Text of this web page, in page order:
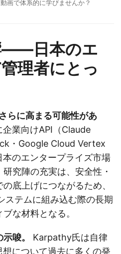
画で体系的に学びませんか？
——日本のエ
理者にとっ
らに高まる可能性があ
業向けAPI（Claude
・Google Cloud Vertex
のエンタープライズ市場
究陣の充実は、安全性・
底上げにつながるため、
ステムに組み込む際の長期
な材料となる。
唆。
Karpathy氏は自律
について過去に多くの発